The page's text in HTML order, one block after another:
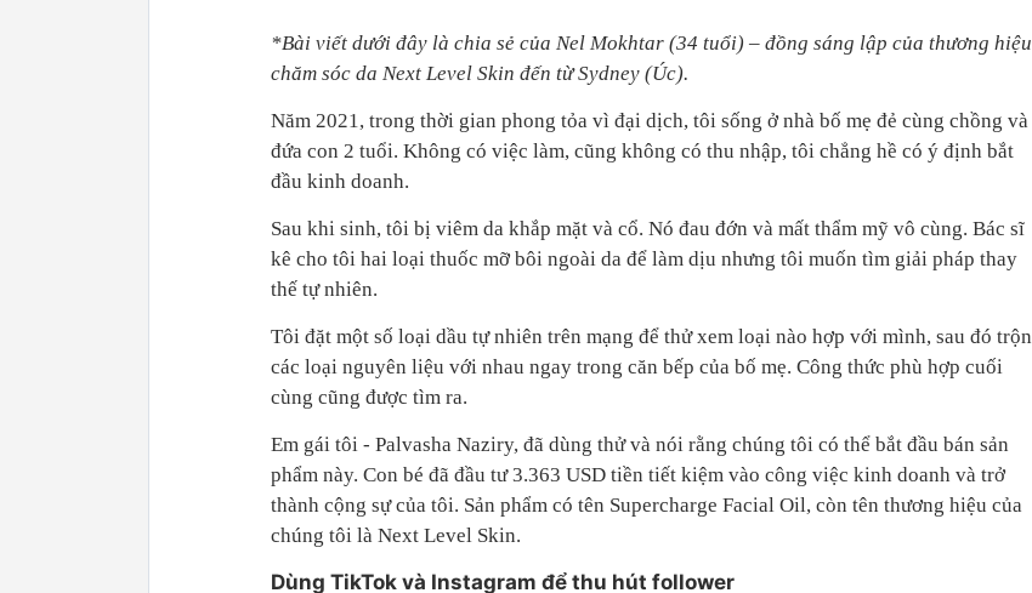
*Bài viết dưới đây là chia sẻ của Nel Mokhtar (34 tuổi) – đồng sáng lập của thương hiệu
chăm sóc da Next Level Skin đến từ Sydney (Úc).
Năm 2021, trong thời gian phong tỏa vì đại dịch, tôi sống ở nhà bố mẹ đẻ cùng chồng và
đứa con 2 tuổi. Không có việc làm, cũng không có thu nhập, tôi chẳng hề có ý định bắt
đầu kinh doanh.
Sau khi sinh, tôi bị viêm da khắp mặt và cổ. Nó đau đớn và mất thẩm mỹ vô cùng. Bác sĩ
kê cho tôi hai loại thuốc mỡ bôi ngoài da để làm dịu nhưng tôi muốn tìm giải pháp thay
thế tự nhiên.
Tôi đặt một số loại dầu tự nhiên trên mạng để thử xem loại nào hợp với mình, sau đó trộn
các loại nguyên liệu với nhau ngay trong căn bếp của bố mẹ. Công thức phù hợp cuối
cùng cũng được tìm ra.
Em gái tôi - Palvasha Naziry, đã dùng thử và nói rằng chúng tôi có thể bắt đầu bán sản
phẩm này. Con bé đã đầu tư 3.363 USD tiền tiết kiệm vào công việc kinh doanh và trở
thành cộng sự của tôi. Sản phẩm có tên Supercharge Facial Oil, còn tên thương hiệu của
chúng tôi là Next Level Skin.
Dùng TikTok và Instagram để thu hút follower